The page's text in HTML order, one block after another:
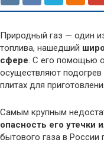
Природный газ — один
топлива, нашедший
сфере. С его помощью
осуществляют
плитах для
Самым крупным
опасность его утечки
бытового газа в России